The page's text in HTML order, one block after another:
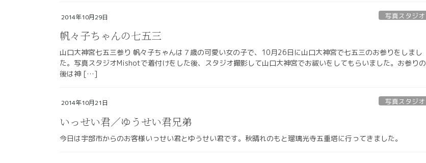
2014年10月29日 写真スタジオ
帆々子ちゃんの七五三
山口大神宮七五三参り 帆々子ちゃんは７歳の可愛い女の子で、10月26日に山口大神宮で七五三のお参りをしまし
た。写真スタジオMishotで着付けをした後、スタジオ撮影して山口大神宮でお祓いをしてもらいました。お参りの
後は神 […]
2014年10月21日 写真スタジオ
いっせい君／ゆうせい君兄弟
今日は宇部市からのお客様いっせい君とゆうせい君です。秋晴れのもと瑠璃光寺五重塔に行ってきました。